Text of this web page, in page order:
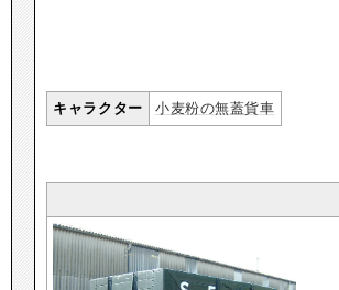
キャラクター 小麦粉の無蓋貨車